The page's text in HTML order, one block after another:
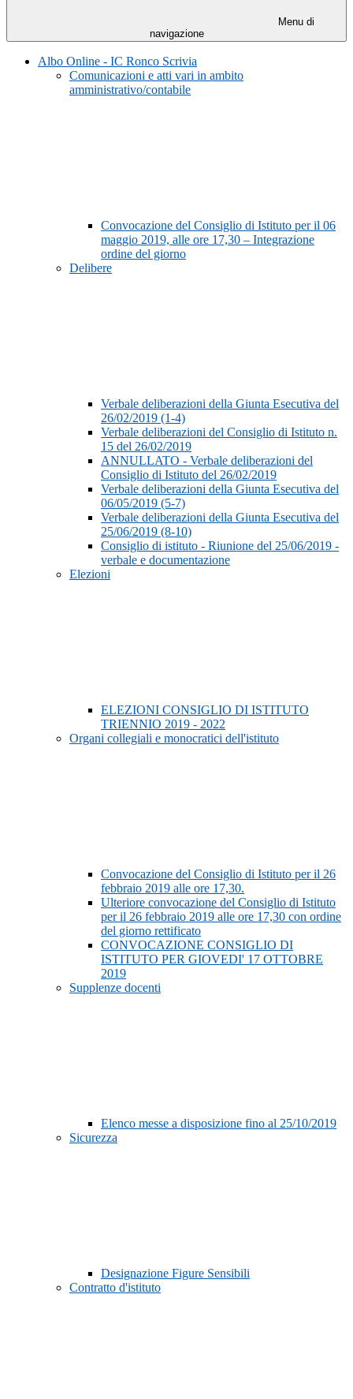
Menu di
navigazione
Albo Online - IC Ronco Scrivia
Comunicazioni e atti vari in ambito
amministrativo/contabile
Convocazione del Consiglio di Istituto per il 06
maggio 2019, alle ore 17,30 – Integrazione
ordine del giorno
Delibere
Verbale deliberazioni della Giunta Esecutiva del
26/02/2019 (1-4)
Verbale deliberazioni del Consiglio di Istituto n.
15 del 26/02/2019
ANNULLATO - Verbale deliberazioni del
Consiglio di Istituto del 26/02/2019
Verbale deliberazioni della Giunta Esecutiva del
06/05/2019 (5-7)
Verbale deliberazioni della Giunta Esecutiva del
25/06/2019 (8-10)
Consiglio di istituto - Riunione del 25/06/2019 -
verbale e documentazione
Elezioni
ELEZIONI CONSIGLIO DI ISTITUTO
TRIENNIO 2019 - 2022
Organi collegiali e monocratici dell'istituto
Convocazione del Consiglio di Istituto per il 26
febbraio 2019 alle ore 17,30.
Ulteriore convocazione del Consiglio di Istituto
per il 26 febbraio 2019 alle ore 17,30 con ordine
del giorno rettificato
CONVOCAZIONE CONSIGLIO DI
ISTITUTO PER GIOVEDI' 17 OTTOBRE
2019
Supplenze docenti
Elenco messe a disposizione fino al 25/10/2019
Sicurezza
Designazione Figure Sensibili
Contratto d'istituto